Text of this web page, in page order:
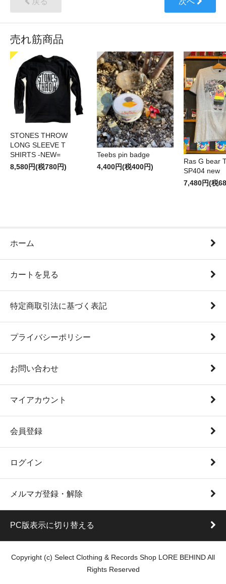
売れ筋商品
STONES THROW
LONG SLEEVE T
SHIRTS -NEW=
8,580円(税780円)
Teebs pin badge
4,400円(税400円)
Ras G bear
SP404 new
7,480円(税
ホーム
カートを見る
特定商取引法に基づく表記
プライバシーポリシー
お問い合わせ
マイアカウント
会員登録
ログイン
メルマガ登録・解除
PC版表示に切り替える
Copyright (c) Select Clothing & Records Shop LORE BEHIND All
Rights Reserved